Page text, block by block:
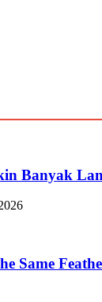
Banyak
Same